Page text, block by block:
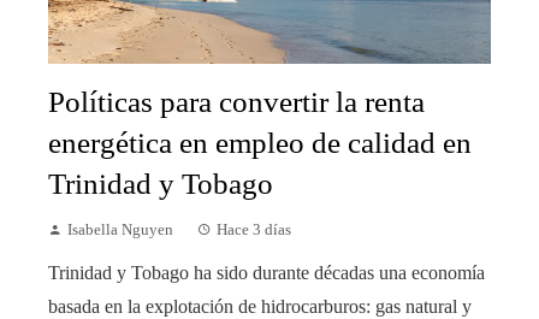
Políticas para convertir la renta
energética en empleo de calidad en
Trinidad y Tobago
Isabella Nguyen Hace 3 días
Trinidad y Tobago ha sido durante décadas una economía
basada en la explotación de hidrocarburos: gas natural y